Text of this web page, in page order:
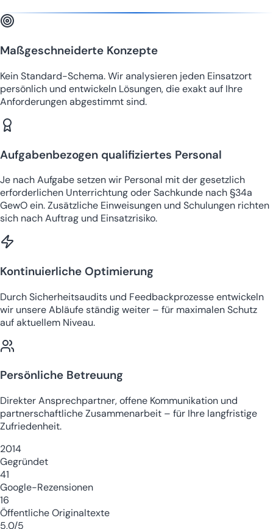
Maßgeschneiderte Konzepte
Kein Standard-Schema. Wir analysieren jeden Einsatzort
persönlich und entwickeln Lösungen, die exakt auf Ihre
Anforderungen abgestimmt sind.
Aufgabenbezogen qualifiziertes Personal
Je nach Aufgabe setzen wir Personal mit der gesetzlich
erforderlichen Unterrichtung oder Sachkunde nach §34a
GewO ein. Zusätzliche Einweisungen und Schulungen richten
sich nach Auftrag und Einsatzrisiko.
Kontinuierliche Optimierung
Durch Sicherheitsaudits und Feedbackprozesse entwickeln
wir unsere Abläufe ständig weiter – für maximalen Schutz
auf aktuellem Niveau.
Persönliche Betreuung
Direkter Ansprechpartner, offene Kommunikation und
partnerschaftliche Zusammenarbeit – für Ihre langfristige
Zufriedenheit.
2014
Gegründet
41
Google-Rezensionen
16
Öffentliche Originaltexte
5,0/5